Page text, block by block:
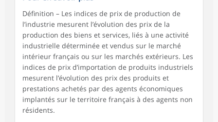
Définition – Les indices de prix de production de
l’industrie mesurent l’évolution des prix de la
production des biens et services, liés à une activité
industrielle déterminée et vendus sur le marché
intérieur français ou sur les marchés extérieurs. Les
indices de prix d’importation de produits industriels
mesurent l’évolution des prix des produits et
prestations achetés par des agents économiques
implantés sur le territoire français à des agents non
résidents.